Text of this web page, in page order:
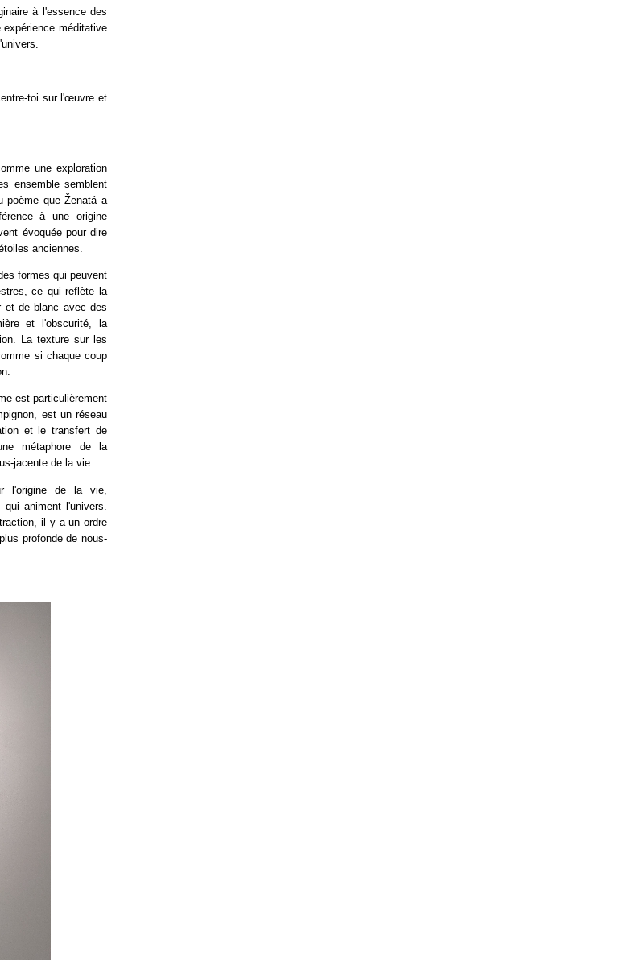
à l'essence des
méditative
toi sur l'œuvre et
une exploration
ensemble semblent
poème que Ženatá a
à une origine
évoquée pour dire
anciennes.
formes qui peuvent
ce qui reflète la
et de blanc avec des
et l'obscurité, la
La texture sur les
si chaque coup
est particulièrement
est un réseau
et le transfert de
métaphore de la
jacente de la vie.
l'origine de la vie,
animent l'univers.
il y a un ordre
profonde de nous-